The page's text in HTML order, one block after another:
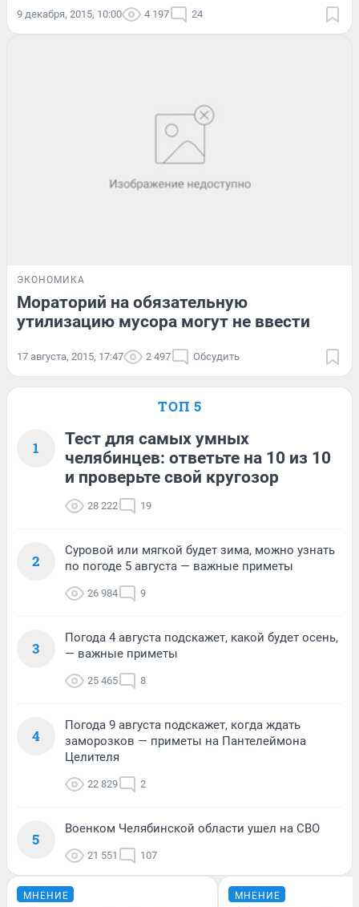
9 декабря, 2015, 10:00 4 197 24
ЭКОНОМИКА
Мораторий на обязательную
утилизацию мусора могут не ввести
17 августа, 2015, 17:47 2 497 Обсудить
ТОП 5
1
Тест для самых умных
челябинцев: ответьте на 10 из 10
и проверьте свой кругозор
28 222 19
2
Суровой или мягкой будет зима, можно узнать
по погоде 5 августа — важные приметы
26 984 9
3
Погода 4 августа подскажет, какой будет осень,
— важные приметы
25 465 8
4
Погода 9 августа подскажет, когда ждать
заморозков — приметы на Пантелеймона
Целителя
22 829 2
5
Военком Челябинской области ушел на СВО
21 551 107
МНЕНИЕ МНЕНИЕ